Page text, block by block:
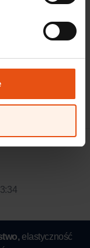
elastyczność